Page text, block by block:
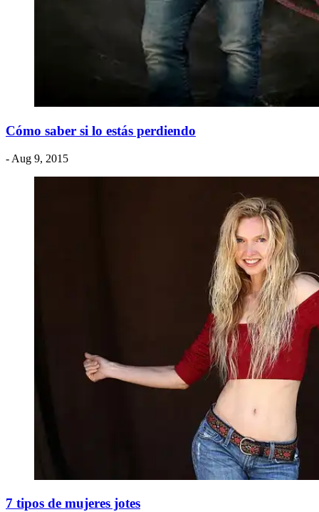
Cómo saber si lo estás perdiendo
- Aug 9, 2015
7 tipos de mujeres jotes